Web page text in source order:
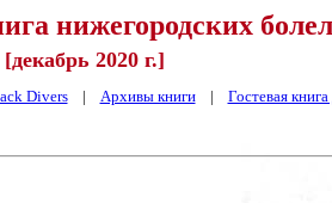
нижегородских
[декабрь 2020 г.]
Divers| Архивы книги| Гостевая